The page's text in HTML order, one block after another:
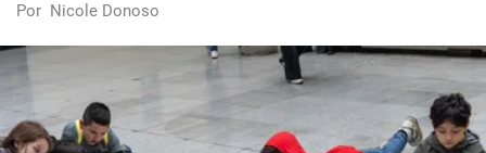
Por Nicole Donoso